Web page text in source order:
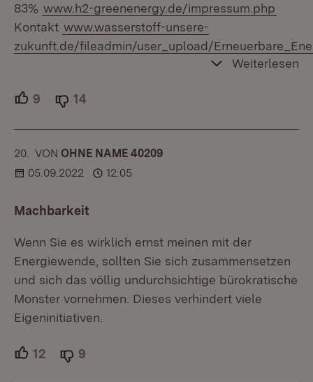
83% www.h2-greenenergy.de/impressum.php
Kontakt www.wasserstoff-unsere-
zukunft.de/fileadmin/user_upload/
Weiterlesen
9 Unterstützer.
14
20. KOMMENTAR
VON :OHNE NAME 40209
05.09.2022
12:05
Machbarkeit
Wenn Sie es wirklich ernst meinen mit der
Energiewende, sollten Sie sich zusammensetzen
und sich das völlig undurchsichtige bürokratische
Monster vornehmen. Dieses verhindert viele
Eigeninitiativen.
12 Unterstützer.
9